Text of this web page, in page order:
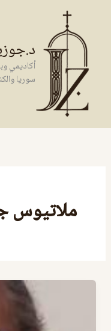
المحتوى
أكاديمي
سوريا
ملاتيوس